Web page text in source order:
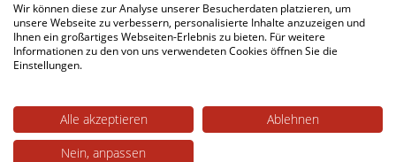
Zum Artikel
Wir können diese zur Analyse unserer Besucherdaten platzieren, um
unsere Webseite zu verbessern, personalisierte Inhalte anzuzeigen und
Ihnen ein großartiges Webseiten-Erlebnis zu bieten. Für weitere
Informationen zu den von uns verwendeten Cookies öffnen Sie die
Einstellungen.
Alle akzeptieren
Ablehnen
Nein, anpassen